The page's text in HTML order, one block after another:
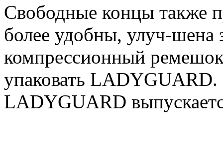
Свободные концы также
более удобны, улуч-шена
компрессионный
упаковать LADYGUARD.
LADYGUARD